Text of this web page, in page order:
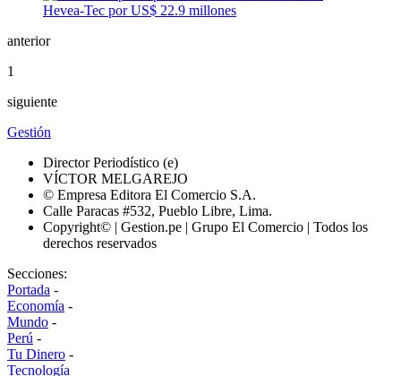
anterior
1
siguiente
Gestión
Director Periodístico (e)
VÍCTOR MELGAREJO
© Empresa Editora El Comercio S.A.
Calle Paracas #532, Pueblo Libre, Lima.
Copyright© | Gestion.pe | Grupo El Comercio | Todos los
derechos reservados
Secciones:
Portada -
Economía -
Mundo -
Perú -
Tu Dinero -
Tecnología